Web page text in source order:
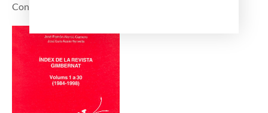
Conrad Curto i Soler